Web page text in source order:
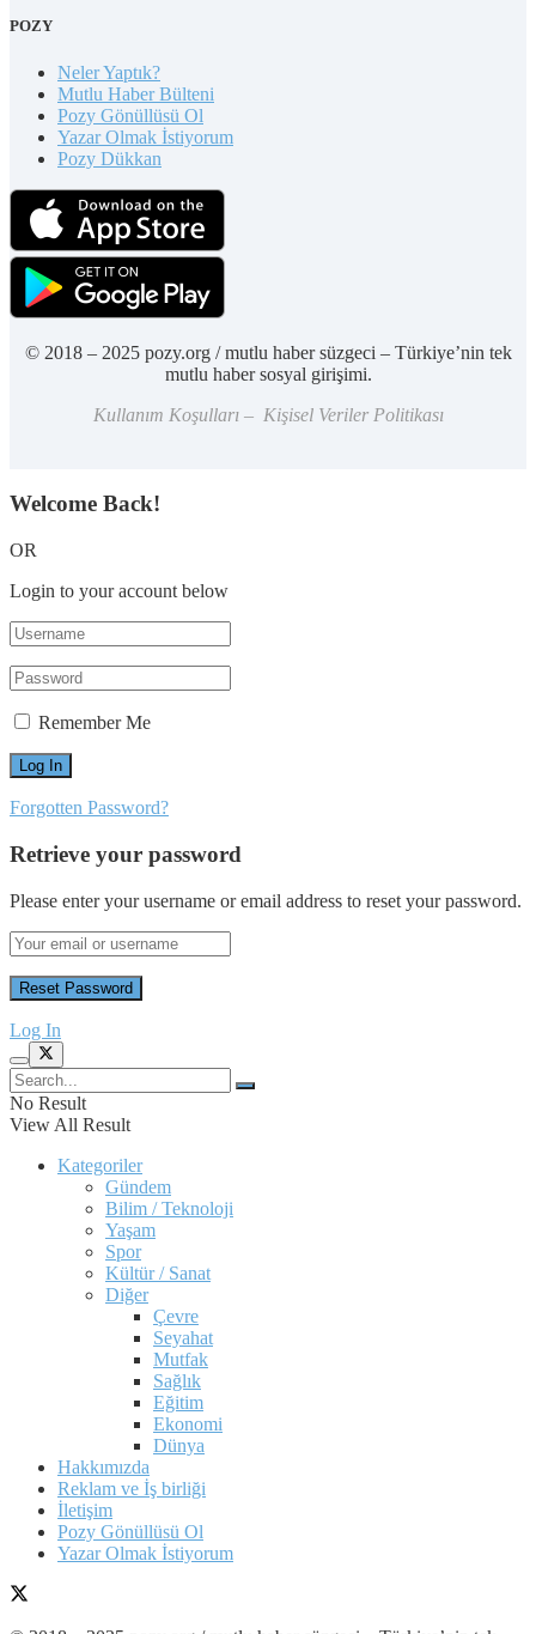
POZY
Neler Yaptık?
Mutlu Haber Bülteni
Pozy Gönüllüsü Ol
Yazar Olmak İstiyorum
Pozy Dükkan
© 2018 – 2025 pozy.org / mutlu haber süzgeci – Türkiye’nin tek
mutlu haber sosyal girişimi.
Kullanım Koşulları – Kişisel Veriler Politikası
Welcome Back!
OR
Login to your account below
Remember Me
Forgotten Password?
Retrieve your password
Please enter your username or email address to reset your password.
Log In
No Result
View All Result
Kategoriler
Gündem
Bilim / Teknoloji
Yaşam
Spor
Kültür / Sanat
Diğer
Çevre
Seyahat
Mutfak
Sağlık
Eğitim
Ekonomi
Dünya
Hakkımızda
Reklam ve İş birliği
İletişim
Pozy Gönüllüsü Ol
Yazar Olmak İstiyorum